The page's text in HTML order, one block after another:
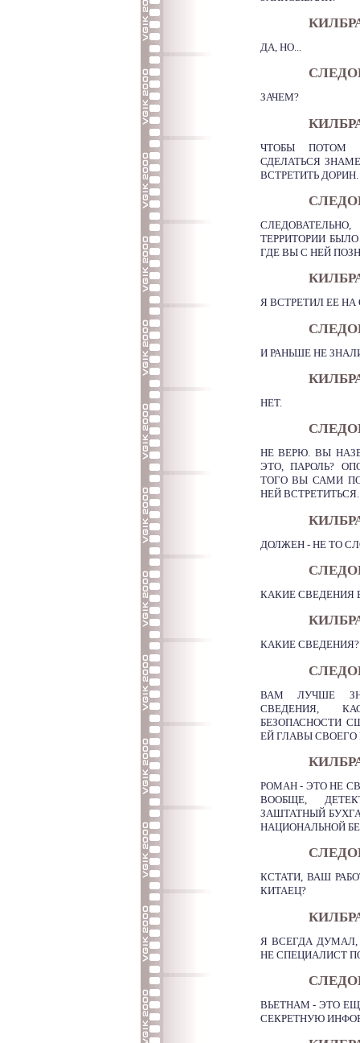
ДА, НО...
ЗАЧЕМ?
ЧТОБЫ ПОТОМ
СДЕЛАТЬСЯ
ВСТРЕТИТЬ ДОРИН.
ТЕРРИТОРИИ
ГДЕ ВЫ С НЕЙ
Я ВСТРЕТИЛ ЕЕ НА
И РАНЬШЕ НЕ
НЕТ.
НЕ ВЕРЮ. ВЫ
ЭТО, ПАРОЛЬ?
ТОГО ВЫ САМИ
НЕЙ ВСТРЕТИТЬСЯ.
ДОЛЖЕН - НЕ ТО
КАКИЕ СВЕДЕНИЯ
КАКИЕ СВЕДЕНИЯ?
ВАМ ЛУЧШЕ
СВЕДЕНИЯ,
БЕЗОПАСНОСТИ
ЕЙ ГЛАВЫ СВОЕГО
РОМАН - ЭТО НЕ
ВООБЩЕ,
ЗАШТАТНЫЙ
НАЦИОНАЛЬНОЙ
КСТАТИ, ВАШ
КИТАЕЦ?
Я ВСЕГДА
НЕ СПЕЦИАЛИСТ
ВЬЕТНАМ - ЭТО
СЕКРЕТНУЮ